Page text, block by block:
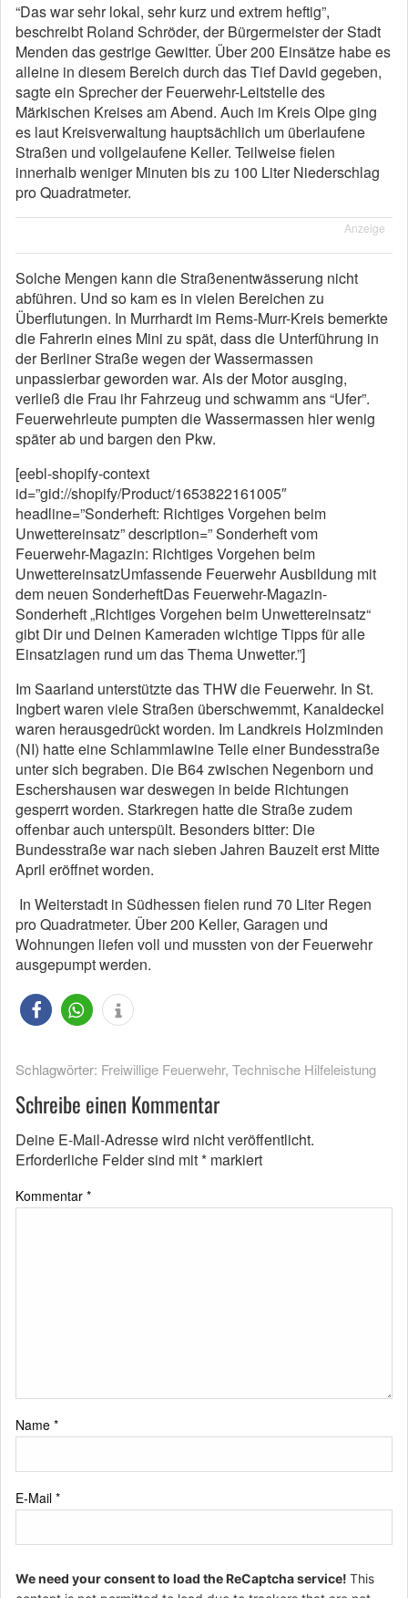
“Das war sehr lokal, sehr kurz und extrem heftig”,
beschreibt Roland Schröder, der Bürgermeister der Stadt
Menden das gestrige Gewitter. Über 200 Einsätze habe es
alleine in diesem Bereich durch das Tief David gegeben,
sagte ein Sprecher der Feuerwehr-Leitstelle des
Märkischen Kreises am Abend. Auch im Kreis Olpe ging
es laut Kreisverwaltung hauptsächlich um überlaufene
Straßen und vollgelaufene Keller. Teilweise fielen
innerhalb weniger Minuten bis zu 100 Liter Niederschlag
pro Quadratmeter.
Anzeige
Solche Mengen kann die Straßenentwässerung nicht
abführen. Und so kam es in vielen Bereichen zu
Überflutungen. In Murrhardt im Rems-Murr-Kreis bemerkte
die Fahrerin eines Mini zu spät, dass die Unterführung in
der Berliner Straße wegen der Wassermassen
unpassierbar geworden war. Als der Motor ausging,
verließ die Frau ihr Fahrzeug und schwamm ans “Ufer”.
Feuerwehrleute pumpten die Wassermassen hier wenig
später ab und bargen den Pkw.
[eebl-shopify-context
id=”gid://shopify/Product/1653822161005″
headline=”Sonderheft: Richtiges Vorgehen beim
Unwettereinsatz” description=” Sonderheft vom
Feuerwehr-Magazin: Richtiges Vorgehen beim
UnwettereinsatzUmfassende Feuerwehr Ausbildung mit
dem neuen SonderheftDas Feuerwehr-Magazin-
Sonderheft „Richtiges Vorgehen beim Unwettereinsatz“
gibt Dir und Deinen Kameraden wichtige Tipps für alle
Einsatzlagen rund um das Thema Unwetter.”]
Im Saarland unterstützte das THW die Feuerwehr. In St.
Ingbert waren viele Straßen überschwemmt, Kanaldeckel
waren herausgedrückt worden. Im Landkreis Holzminden
(NI) hatte eine Schlammlawine Teile einer Bundesstraße
unter sich begraben. Die B64 zwischen Negenborn und
Eschershausen war deswegen in beide Richtungen
gesperrt worden. Starkregen hatte die Straße zudem
offenbar auch unterspült. Besonders bitter: Die
Bundesstraße war nach sieben Jahren Bauzeit erst Mitte
April eröffnet worden.
In Weiterstadt in Südhessen fielen rund 70 Liter Regen
pro Quadratmeter. Über 200 Keller, Garagen und
Wohnungen liefen voll und mussten von der Feuerwehr
ausgepumpt werden.
Schlagwörter: Freiwillige Feuerwehr, Technische Hilfeleistung
Schreibe einen Kommentar
Deine E-Mail-Adresse wird nicht veröffentlicht.
Erforderliche Felder sind mit* markiert
Kommentar *
Name *
E-Mail *
We need your consent to load the ReCaptcha service! This